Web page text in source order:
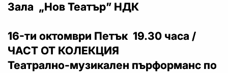
Зала „Нов Театър” НДК
16-ти октомври Петък 19.30 часа /
ЧАСТ ОТ КОЛЕКЦИЯ
Театрално-музикален пърформанс по